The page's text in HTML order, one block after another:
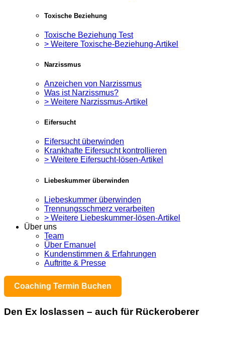
Toxische Beziehung
Toxische Beziehung Test
> Weitere Toxische-Beziehung-Artikel
Narzissmus
Anzeichen von Narzissmus
Was ist Narzissmus?
> Weitere Narzissmus-Artikel
Eifersucht
Eifersucht überwinden
Krankhafte Eifersucht kontrollieren
> Weitere Eifersucht-lösen-Artikel
Liebeskummer überwinden
Liebeskummer überwinden
Trennungsschmerz verarbeiten
> Weitere Liebeskummer-lösen-Artikel
Über uns
Team
Über Emanuel
Kundenstimmen & Erfahrungen
Auftritte & Presse
Coaching Termin Buchen
Den Ex loslassen – auch für Rückeroberer